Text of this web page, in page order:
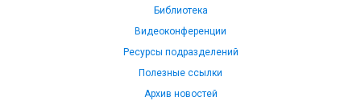
Библиотека
Видеоконференции
Ресурсы подразделений
Полезные ссылки
Архив новостей